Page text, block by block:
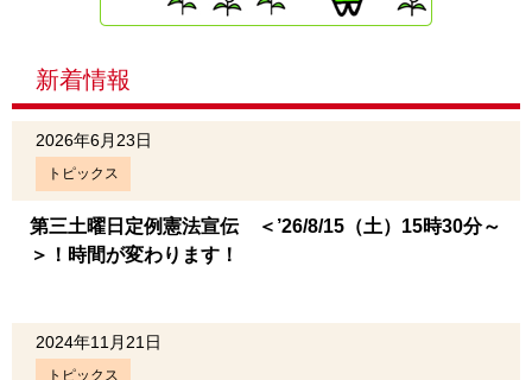
新着情報
2026年6月23日
トピックス
第三土曜日定例憲法宣伝 ＜’26/8/15（土）15時30分～
＞！時間が変わります！
2024年11月21日
トピックス